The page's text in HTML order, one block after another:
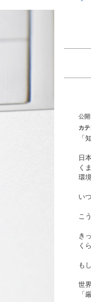
公
カ
「
日
く
環
い
こ
き
く
も
世
「